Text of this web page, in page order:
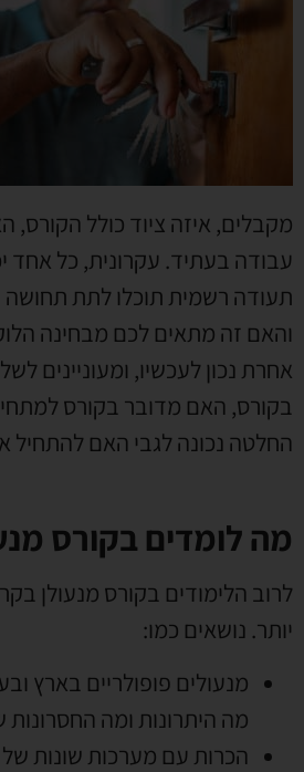
מקבלים, איזה ציוד כולל הקורס,
עבודה בעתיד. עקרונית, כל אחד
תעודה רשמית תוכלו לתת תחושה
והאם זה מתאים לכם מבחינה
אחרת נכון לעכשיו, ומעוניינים
בקורס, האם מדובר בקורס
החלטה נכונה לגבי האם להתחיל
מה לומדים בקורס
לרוב הלימודים בקורס מנעולן
יותר. נושאים כמו:
מנעולים פופולריים בארץ
מה היתרונות ומה
הכרות עם מערכות שונות של